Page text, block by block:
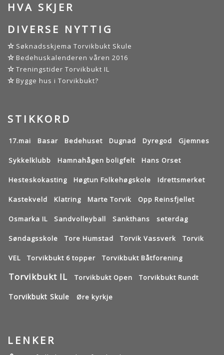
HVA SKJER
DIVERSE NYTTIG
Søknadsskjema Torvikbukt Skule
Bedehuskalenderen våren 2016
Treningstider Torvikbukt IL
Bygge hus i Torvikbukt?
STIKKORD
17.mai Basar Bedehuset Dugnad Dyregod Gjemnes
Sykkelklubb Hamnahågen boligfelt Hans Orset
Hesteskokasting Høgtun Folkehøgskole Idrettsmerket
Kastekveld Klatring Marte Torvik Opp Reinsfjellet
Osmarka IL Sandvolleyball Sankthans seterdag
Søndagsskole Tore Humstad Torvik Vassverk Torvik
VEL Torvikbukt 6 topper Torvikbukt Båtforening
Torvikbukt IL Torvikbukt Open Torvikbukt Rundt
Torvikbukt Skule Øre kyrkje
LENKER